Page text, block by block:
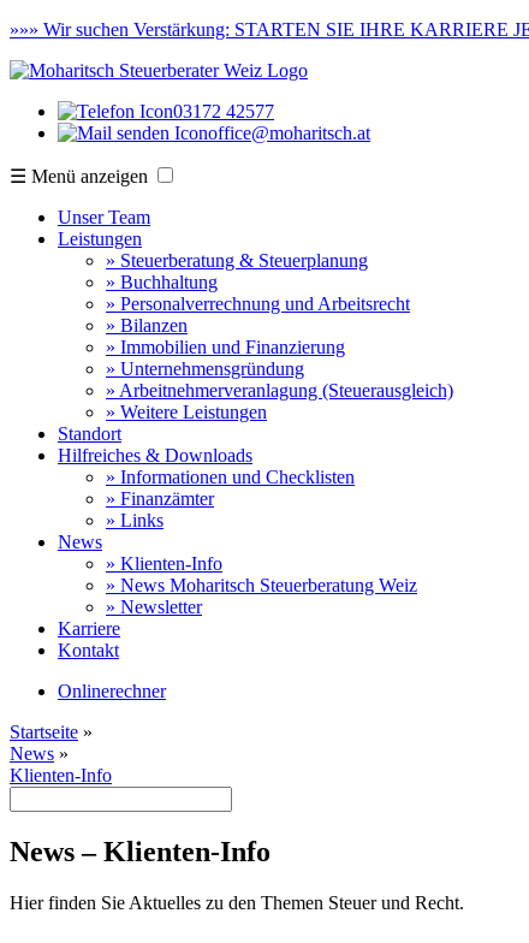
»»» Wir suchen Verstärkung: STARTEN SIE IHRE KARRIERE
03172 42577
office@moharitsch.at
☰ Menü anzeigen
Unser Team
Leistungen
» Steuerberatung & Steuerplanung
» Buchhaltung
» Personalverrechnung und Arbeitsrecht
» Bilanzen
» Immobilien und Finanzierung
» Unternehmensgründung
» Arbeitnehmerveranlagung (Steuerausgleich)
» Weitere Leistungen
Standort
Hilfreiches & Downloads
» Informationen und Checklisten
» Finanzämter
» Links
News
» Klienten-Info
» News Moharitsch Steuerberatung Weiz
» Newsletter
Karriere
Kontakt
Onlinerechner
Startseite »
News »
Klienten-Info
News – Klienten-Info
Hier finden Sie Aktuelles zu den Themen Steuer und Recht.